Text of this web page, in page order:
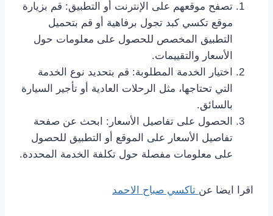
تصفح موقعهم على الإنترنت أو التطبيق: قم بزيارة
موقع تكسي كبد تجول برفاهية أو قم بتحميل
التطبيق المخصص للحصول على معلومات حول
الأسعار والتقييمات.
اختيار الخدمة المطلوبة: قم بتحديد نوع الخدمة
التي تحتاجها، مثل الرحلات العادية أو تأجير السيارة
بالسائق.
الحصول على تفاصيل الأسعار: ابحث عن صفحة
تفاصيل الأسعار على الموقع أو التطبيق للحصول
على معلومات مفصلة حول تكلفة الخدمة المحددة.
اقرا ايضا عن تاكسي صباح الاحمد